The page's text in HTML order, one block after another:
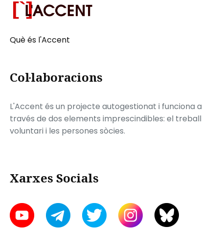
Què és l'Accent
Col·laboracions
L'Accent és un projecte autogestionat i funciona a
través de dos elements imprescindibles: el treball
voluntari i les persones sòcies.
Xarxes Socials